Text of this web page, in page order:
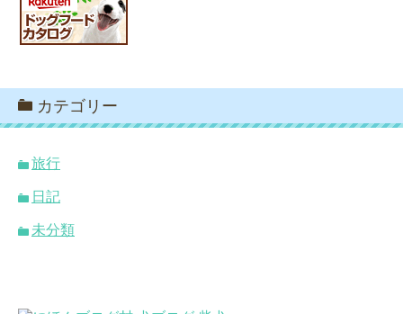
カテゴリー
旅行
日記
未分類